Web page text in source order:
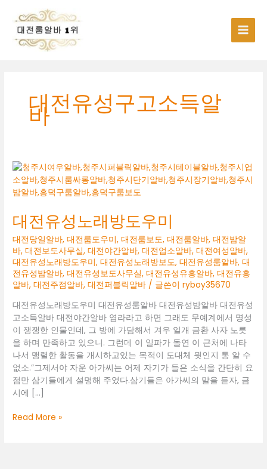
대전유성구고소득알
바
대전유성노래방도우미
대전당일알바,대전룸도우미,대전룸보도,대전룸알바,대전밤알
바,대전보도사무실,대전야간알바,대전업소알바,대전여성알바,
대전유성노래방도우미,대전유성노래방보도,대전유성룸알바,대
전유성밤알바,대전유성보도사무실,대전유성유흥알바,대전유흥
알바,대전주점알바,대전퍼블릭알바 / 글쓴이ryboy35670
대전유성노래방도우미 대전유성룸알바 대전유성밤알바 대전유성
고소득알바 대전야간알바 염라라고 하면 그래도 무예계에서 명성
이 쟁쟁한 인물인데, 그 방에 가담해서 겨우 일개 금환 사자 노릇
을 하며 만족하고 있으니. 그런데 이 일파가 돌연 이 근처에 나타
나서 맹렬한 활동을 개시하고있는 목적이 도대체 뭣인지 통 알 수
없소.”그제서야 자운 아가씨는 어제 자기가 들은 소식을 간단히 요
점만 삼기들에게 설명해 주었다.삼기들은 아가씨의 말을 듣자, 금
시에 […]
대
Read More »